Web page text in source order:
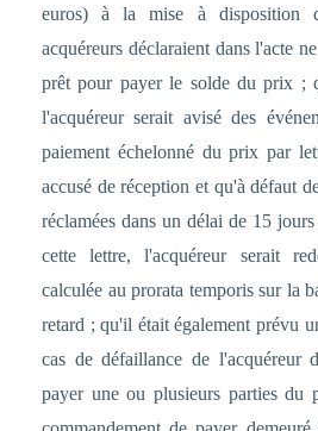
euros) à la mise à disposition
acquéreurs déclaraient dans l'acte
prêt pour payer le solde du prix ;
l'acquéreur serait avisé des
paiement échelonné du prix par
accusé de réception et qu'à défaut
réclamées dans un délai de 15
cette lettre, l'acquéreur serait
calculée au prorata temporis sur la
retard ; qu'il était également prévu
cas de défaillance de l'acquéreur
payer une ou plusieurs parties du